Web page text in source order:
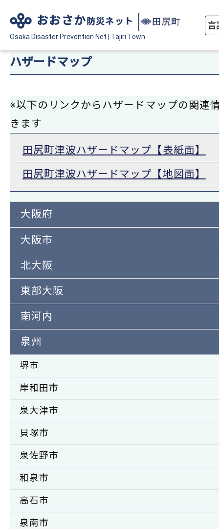
おおさか 防災ネット
Osaka Disaster Prevention Net Tajiri Town
ハザードマップ
※以下のリンクからハザードマップの関連
きます
田尻町津波ハザードマップ【表紙面】
田尻町津波ハザードマップ【地図面】
大阪府
大阪市
北大阪
東部大阪
南河内
泉州
堺市
岸和田市
泉大津市
貝塚市
泉佐野市
和泉市
高石市
泉南市